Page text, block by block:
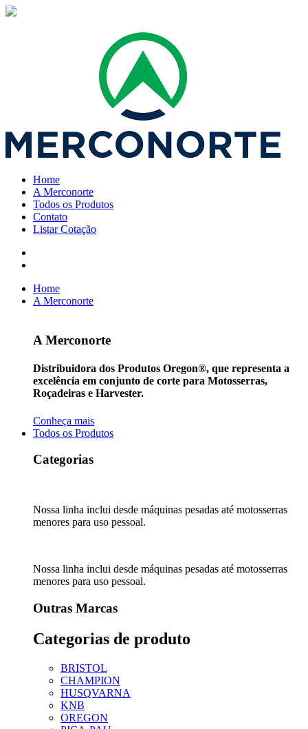
Home
A Merconorte
Todos os Produtos
Contato
Listar Cotação
Home
A Merconorte
A Merconorte
Distribuidora dos Produtos Oregon®, que representa a
excelência em conjunto de corte para Motosserras,
Roçadeiras e Harvester.
Conheça mais
Todos os Produtos
Categorias
Nossa linha inclui desde máquinas pesadas até motosserras
menores para uso pessoal.
Nossa linha inclui desde máquinas pesadas até motosserras
menores para uso pessoal.
Outras Marcas
Categorias de produto
BRISTOL
CHAMPION
HUSQVARNA
KNB
OREGON